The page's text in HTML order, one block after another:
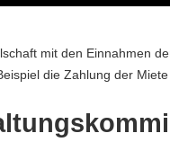
mit den Einnahmen
die Zahlung der